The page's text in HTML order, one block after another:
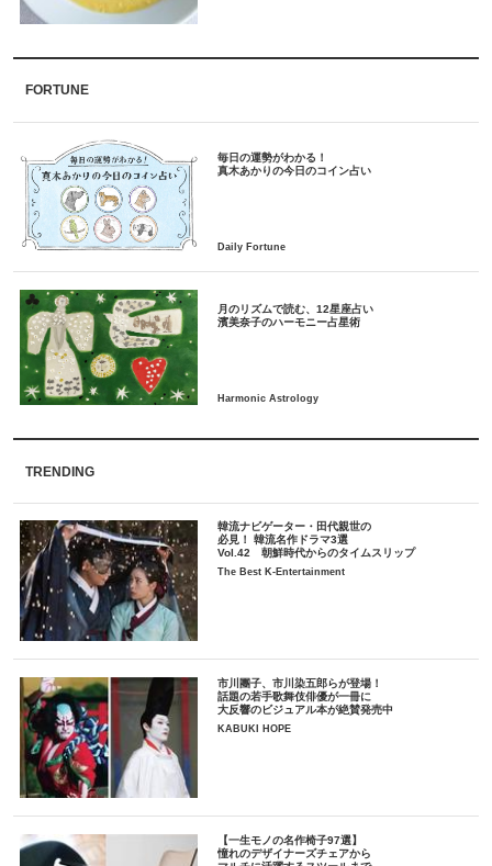
FORTUNE
毎日の運勢がわかる！
月のリズムで読む、12星座占い
TRENDING
韓流ナビゲーター・田代親世の
必見！ 韓流名作ドラマ3選
Vol.42 朝鮮時代からのタイムスリップ
The Best K-Entertainment
市川團子、市川染五郎らが登場！
話題の若手歌舞伎俳優が一冊に
大反響のビジュアル本が絶賛発売中
KABUKI HOPE
【一生モノの名作椅子97選】
憧れのデザイナーズチェアから